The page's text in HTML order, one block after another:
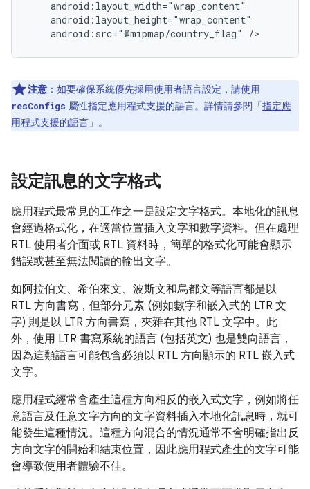
android:src="@mipmap/country_flag"
/>
注意 ：如要確保系統優先採用使用者語言設定，請使用
resConfigs 屬性指定應用程式支援的語言。詳情請參閱「指定應
用程式支援的語言 」。
設定訊息的文字格式
應用程式最常見的工作之一是設定文字格式。本地化的訊息
會經過格式化，在適當位置插入文字和數字資料。但在處理
RTL 使用者介面或 RTL 資料時，簡單的格式化可能會顯示
錯誤或甚至無法閱讀的輸出文字。
如阿拉伯文、希伯來文、波斯文和烏都文等語言都是以
RTL 方向書寫，但部分元素 (例如數字和嵌入式的 LTR 文
字) 則是以 LTR 方向書寫，夾雜在其他 RTL 文字中。此
外，使用 LTR 書寫系統的語言 (包括英文) 也是雙向語言，
因為這類語言可能包含必須以 RTL 方向顯示的 RTL 嵌入式
文字。
應用程式經常會產生這種方向相反的嵌入式文字，例如將任
意語言及任意文字方向的文字資料插入本地化訊息時，就可
能發生這種情況。這種方向混合的情況通常不會明確指出反
方向文字的開始和結束位置，因此應用程式產生的文字可能
會導致使用者體驗不佳。